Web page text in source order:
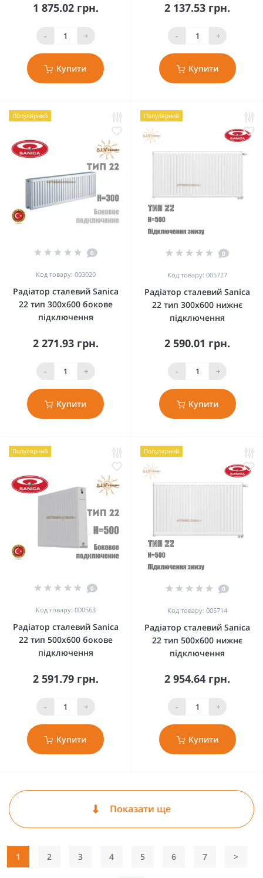
1 875.02 грн.
- +
Купити
2 137.53 грн.
- +
Купити
Популярний
0
Код товару: 003020
Радіатор сталевий Sanica
22 тип 300x600 бокове
підключення
2 271.93 грн.
- +
Купити
Популярний
0
Код товару: 005727
Радіатор сталевий Sanica
22 тип 300x600 нижнє
підключення
2 590.01 грн.
- +
Купити
Популярний
0
Код товару: 000563
Радіатор сталевий Sanica
22 тип 500x600 бокове
підключення
2 591.79 грн.
- +
Купити
Популярний
0
Код товару: 005714
Радіатор сталевий Sanica
22 тип 500x600 нижнє
підключення
2 954.64 грн.
- +
Купити
Показати ще
1 2 3 4 5 6 7 >